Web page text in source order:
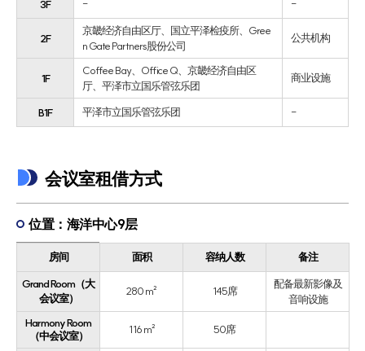
3F - -
2F
京畿经济自由区厅、国立平泽检疫所、Gree
n Gate Partners股份公司
公共机构
1F
Coffee Bay、Office Q、京畿经济自由区
厅、平泽市立国乐管弦乐团
商业设施
B1F 平泽市立国乐管弦乐团 -
会议室租借方式
位置：海洋中心9层
房间 面积 容纳人数 备注
Grand Room（大
会议室）
280 m² 145席
配备最新影像及
音响设施
Harmony Room
（中会议室）
116 m² 50席